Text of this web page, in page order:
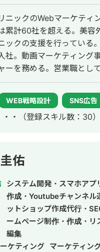
ニックのWebマーケティ
累計60社を超える。美容
援を行っている。 2014年にWebマーケティング会社フルス
社。動画マーケティング
ーを務める。営業職として
ーランスとなり、フロン
。現在はWebコンサルテ
WEB戦略設計 SNS広告
・・ （登録スキル数：30）
佑
システム開発・スマホアプ
作成・Youtubeチャンネル
ットショップ作成代行・
ームページ制作・作成・
編集
ケティング マーケティン